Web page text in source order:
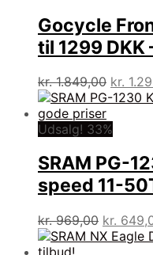
Gocycle
til 1299 DKK
kr.1.849,00 Den
var:
kr.
Udsalg! 33%
SRAM PG-
speed 11-
kr.969,00 Den
kr.